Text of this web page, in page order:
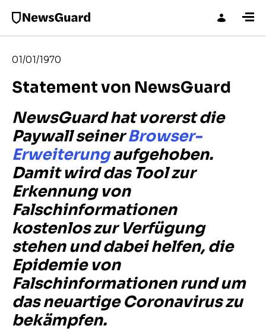
01/01/1970
Statement von NewsGuard
NewsGuard hat vorerst die
Paywall seinerBrowser-
Erweiterungaufgehoben.
Damit wird das Tool zur
Erkennung von
Falschinformationen
kostenlos zur Verfügung
stehen und dabei helfen, die
Epidemie von
Falschinformationen rund um
das neuartige Coronavirus zu
bekämpfen.